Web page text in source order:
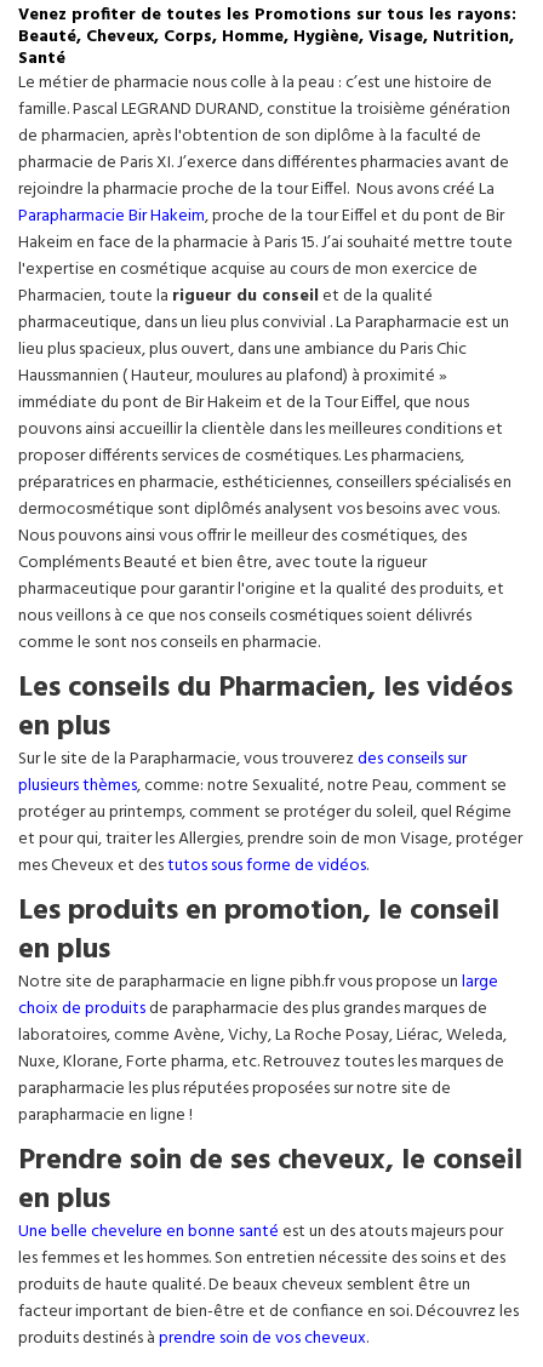
Venez profiter de toutes les Promotions sur tous les rayons:
Beauté, Cheveux, Corps, Homme, Hygiène, Visage, Nutrition,
Santé
Le métier de pharmacie nous colle à la peau : c’est une histoire de
famille. Pascal LEGRAND DURAND, constitue la troisième génération
de pharmacien, après l'obtention de son diplôme à la faculté de
pharmacie de Paris XI. J’exerce dans différentes pharmacies avant de
rejoindre la pharmacie proche de la tour Eiffel. Nous avons créé La
Parapharmacie Bir Hakeim, proche de la tourEiffelet du pont de Bir
Hakeim en face de la pharmacie à Paris 15. J’ai souhaité mettre toute
l'expertise en cosmétique acquise au cours de mon exercice de
Pharmacien, toute la rigueur du conseilet de la qualité
pharmaceutique, dans un lieu plus convivial . La Parapharmacie est un
lieu plus spacieux, plus ouvert, dans une ambiance du Paris Chic
Haussmannien ( Hauteur, moulures au plafond) à proximité »
immédiate du pont de Bir Hakeim et de la Tour Eiffel, que nous
pouvons ainsi accueillir la clientèle dans les meilleures conditions et
proposer différents services de cosmétiques. Les pharmaciens,
préparatrices en pharmacie, esthéticiennes, conseillers spécialisés en
dermocosmétique sont diplômés analysent vos besoins avec vous.
Nous pouvons ainsi vous offrir le meilleur des cosmétiques, des
Compléments Beauté et bien être, avec toute la rigueur
pharmaceutique pour garantir l'origine et la qualité des produits, et
nous veillons à ce que nos conseils cosmétiques soient délivrés
comme le sont nos conseils en pharmacie.
Les conseils du Pharmacien, les vidéos
en plus
Sur le site de la Parapharmacie, vous trouverezdes conseils sur
plusieurs thèmes, comme: notre Sexualité, notre Peau, comment se
protéger au printemps, comment se protéger du soleil, quel Régime
et pour qui, traiter les Allergies, prendre soin de mon Visage, protéger
mes Cheveux et destutos sous forme de vidéos.
Les produits en promotion, le conseil
en plus
Notre site de parapharmacie en ligne pibh.fr vous propose unlarge
choix de produitsde parapharmacie des plus grandes marques de
laboratoires, comme Avène, Vichy, La Roche Posay, Liérac, Weleda,
Nuxe, Klorane, Forte pharma, etc. Retrouvez toutes les marques de
parapharmacie les plus réputées proposées sur notre site de
parapharmacie en ligne !
Prendre soin de ses cheveux, le conseil
en plus
Une belle chevelure en bonne santéest un des atouts majeurs pour
les femmes et les hommes. Son entretien nécessite des soins et des
produits de haute qualité. De beaux cheveux semblent être un
facteur important de bien-être et de confiance en soi. Découvrez les
produits destinés àprendre soin de vos cheveux.